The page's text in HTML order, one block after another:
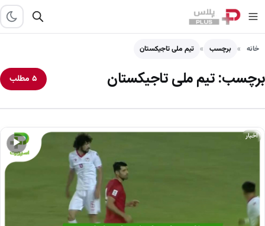
خانه برچسب تیم ملی تاجیکستان
برچسب:تیم ملی تاجیکستان ۵ مطلب
▶
اخبار